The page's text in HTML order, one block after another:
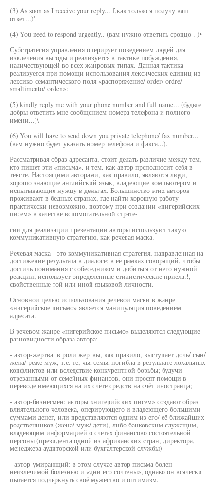
(3) As soon as I receive your reply... f,как только я получу ваш
ответ...)',
(4) You need to respond urgently.. (вам нужно ответить сроццо . )•
Субстратегия управления оперирует поведением людей для
извлечения выгоды и реализуется в тактике побуждения,
наличествующей во всех жанровых типах. Данная тактика
реализуется при помощи использования лексических единиц из
лексико-семантического поля «распоряжение/ order/ ordre/
smaltimento/ orden»:
(5) kindly reply me with your phone number and full name... (будьте
добры ответить мне сообщением номера телефона и полного
имени...)\
(6) You will have to send down you private telephone/ fax number...
(вам нужно будет указать номер телефона и факса...).
Рассматривая образ адресанта, стоит делать различие между тем,
кто пишет эти «письма», и тем, как автор преподносит себя в
тексте. Настоящими авторами, как правило, являются люди,
хорошо знающие английский язык, владеющие компьютером и
испытывающие нужцу в деньгах. Большинство этих авторов
проживают в бедных странах, где найти хорошую работу
практически невозможно, поэтому при создании «нигерийских
писем» в качестве вспомогательной страте-
гии для реализации презентации авторы используют такую
коммуникативную стратегию, как речевая маска.
Речевая маска - это коммуникативная стратегия, направленная на
достижение результата в диалоге; в её рамках говорящий, чтобы
достичь понимания с собеседником и добиться от него нужной
реакции, использует определенные стилистические приела.!,
свойственные той или иной языковой личности.
Основной целью использования речевой маски в жанре
«нигерийское письмо» является манипуляция поведением
адресата.
В речевом жанре «нигерийское письмо» выделяются следующие
разновидности образа автора:
- автор-жертва: в роли жертвы, как правило, выступает дочь/ сын/
жена/ реже муж, т.е. те, чья семья погибла в результате локальных
конфликтов или вследствие конкурентной борьбы; будучи
отрезанными от семейных финансов, они просят помощи в
переводе имеющихся на их счёте средств на счёт иностранца;
- автор-бизнесмен: авторы «нигерийских писем» создают образ
влиятельного человека, оперирующего и владеющего большими
суммами денег, или представляются одним из его/ её ближайших
родственников (жена/ муж/ дети), либо банковским служащим,
владеющим информацией о счетах финансово состоятельной
персоны (президента одной из африканских стран, директора,
менеджера аудиторской или бухгалтерской службы);
- автор-умирающий: в этом случае автор письма болен
неизлечимой болезнью и «дни его сочтены», однако он всячески
пытается подчеркнуть своё мужество и оптимизм.